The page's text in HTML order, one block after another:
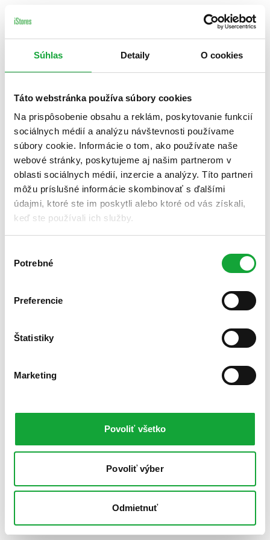
Súhlas Detaily O cookies
Táto webstránka používa súbory cookies
Na prispôsobenie obsahu a reklám, poskytovanie funkcií
sociálnych médií a analýzu návštevnosti používame
súbory cookie. Informácie o tom, ako používate naše
webové stránky, poskytujeme aj našim partnerom v
oblasti sociálnych médií, inzercie a analýzy. Títo partneri
môžu príslušné informácie skombinovať s ďalšími
údajmi, ktoré ste im poskytli alebo ktoré od vás získali,
keď ste používali ich služby.
súhlasu
Potrebné
Preferencie
Štatistiky
Marketing
Povoliť všetko
Povoliť výber
Odmietnuť